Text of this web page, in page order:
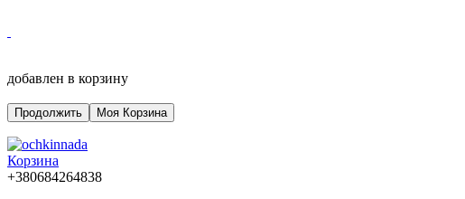
добавлен в корзину
Продолжить Моя Корзина
Корзина
+380684264838